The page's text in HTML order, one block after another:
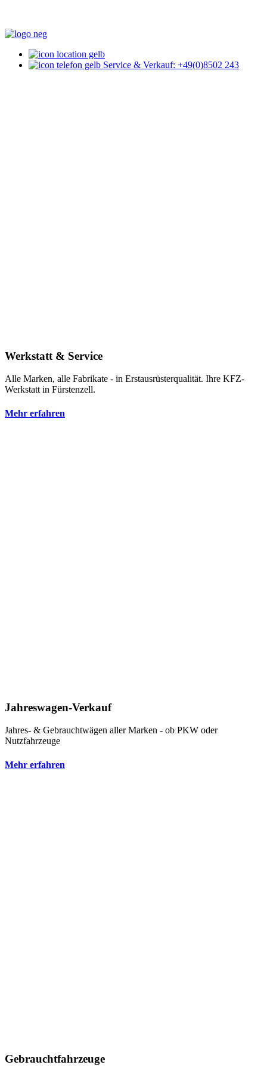
Service & Verkauf: +49(0)8502 243
Werkstatt & Service
Alle Marken, alle Fabrikate - in Erstausrüsterqualität. Ihre KFZ-
Werkstatt in Fürstenzell.
Mehr erfahren
Jahreswagen-Verkauf
Jahres- & Gebrauchtwägen aller Marken - ob PKW oder
Nutzfahrzeuge
Mehr erfahren
Gebrauchtfahrzeuge